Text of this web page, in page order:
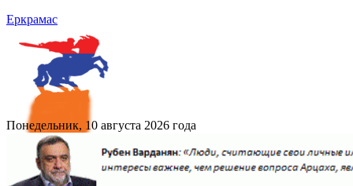
Еркрамас
Понедельник, 10 августа 2026 года